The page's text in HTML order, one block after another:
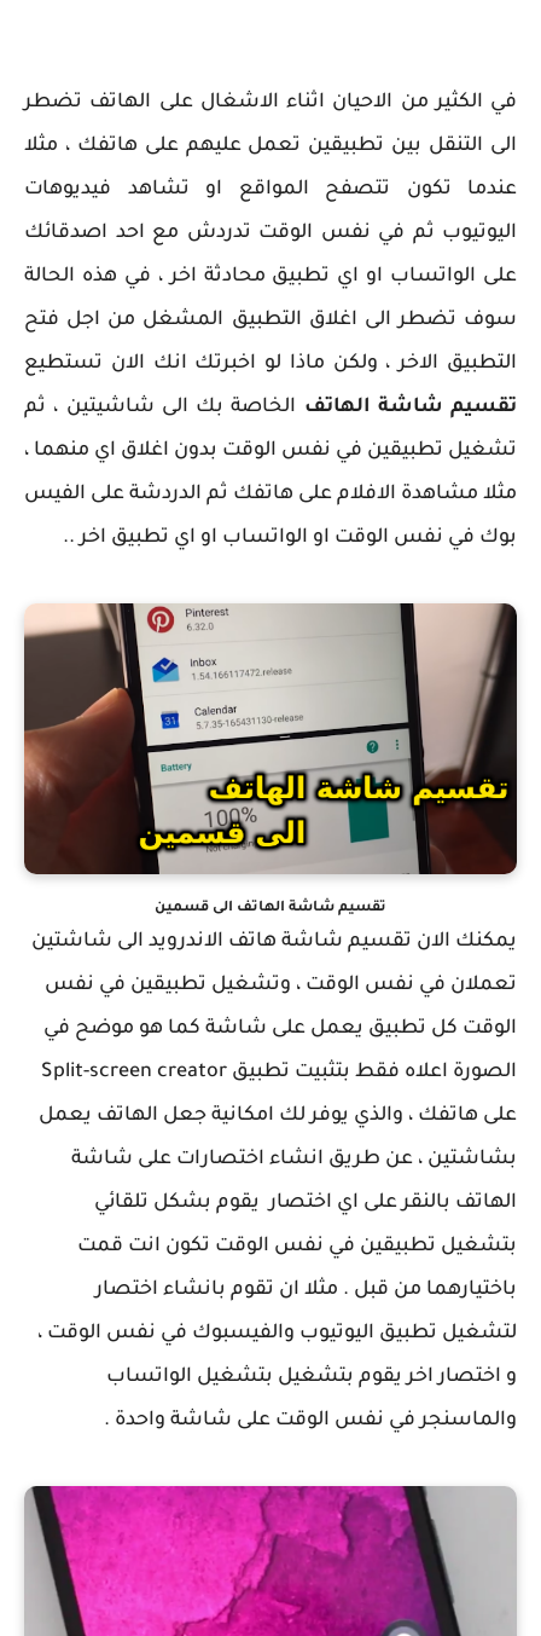
في الكثير من الاحيان اثناء الاشغال على الهاتف تضطر
الى التنقل بين تطبيقين تعمل عليهم على هاتفك ، مثلا
عندما تكون تتصفح المواقع او تشاهد فيديوهات
اليوتيوب ثم في نفس الوقت تدردش مع احد اصدقائك
على الواتساب او اي تطبيق محادثة اخر ، في هذه الحالة
سوف تضطر الى اغلاق التطبيق المشغل من اجل فتح
التطبيق الاخر ، ولكن ماذا لو اخبرتك انك الان تستطيع
تقسيم شاشة الهاتف الخاصة بك الى شاشيتين ، ثم
تشغيل تطبيقين في نفس الوقت بدون اغلاق اي منهما ،
مثلا مشاهدة الافلام على هاتفك ثم الدردشة على الفيس
بوك في نفس الوقت او الواتساب او اي تطبيق اخر ..
تقسيم شاشة الهاتف الى قسمين
يمكنك الان تقسيم شاشة هاتف الاندرويد الى شاشتين
تعملان في نفس الوقت ، وتشغيل تطبيقين في نفس
الوقت كل تطبيق يعمل على شاشة كما هو موضح في
الصورة اعلاه فقط بتثبيت تطبيق Split-screen creator
على هاتفك ، والذي يوفر لك امكانية جعل الهاتف يعمل
بشاشتين ، عن طريق انشاء اختصارات على شاشة
الهاتف بالنقر على اي اختصار يقوم بشكل تلقائي
بتشغيل تطبيقين في نفس الوقت تكون انت قمت
باختيارهما من قبل . مثلا ان تقوم بانشاء اختصار
لتشغيل تطبيق اليوتيوب والفيسبوك في نفس الوقت ،
و اختصار اخر يقوم بتشغيل بتشغيل الواتساب
والماسنجر في نفس الوقت على شاشة واحدة .